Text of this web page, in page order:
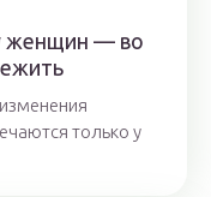
женщин — во
только у